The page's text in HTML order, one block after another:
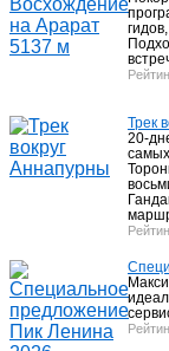
Активный отдых
Фанские горы,
Активный отдых
Бронирование
Трек
20-